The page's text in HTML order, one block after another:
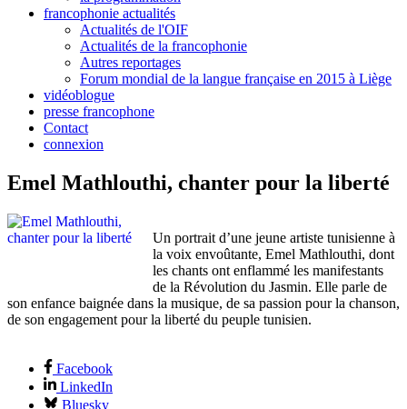
francophonie actualités
Actualités de l'OIF
Actualités de la francophonie
Autres reportages
Forum mondial de la langue française en 2015 à Liège
vidéoblogue
presse francophone
Contact
connexion
Emel Mathlouthi, chanter pour la liberté
Un portrait d’une jeune artiste tunisienne à
la voix envoûtante, Emel Mathlouthi, dont
les chants ont enflammé les manifestants
de la Révolution du Jasmin. Elle parle de
son enfance baignée dans la musique, de sa passion pour la chanson,
de son engagement pour la liberté du peuple tunisien.
Facebook
LinkedIn
Bluesky